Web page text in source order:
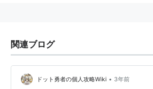
関連ブログ
ドット勇者の個人攻略Wiki • 3年前